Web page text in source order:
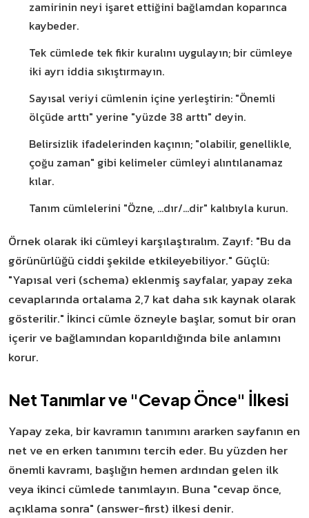
zamirinin neyi işaret ettiğini bağlamdan koparınca
kaybeder.
Tek cümlede tek fikir kuralını uygulayın; bir cümleye
iki ayrı iddia sıkıştırmayın.
Sayısal veriyi cümlenin içine yerleştirin: "Önemli
ölçüde arttı" yerine "yüzde 38 arttı" deyin.
Belirsizlik ifadelerinden kaçının; "olabilir, genellikle,
çoğu zaman" gibi kelimeler cümleyi alıntılanamaz
kılar.
Tanım cümlelerini "Özne, ...dır/...dir" kalıbıyla kurun.
Örnek olarak iki cümleyi karşılaştıralım. Zayıf: "Bu da
görünürlüğü ciddi şekilde etkileyebiliyor." Güçlü:
"Yapısal veri (schema) eklenmiş sayfalar, yapay zeka
cevaplarında ortalama 2,7 kat daha sık kaynak olarak
gösterilir." İkinci cümle özneyle başlar, somut bir oran
içerir ve bağlamından koparıldığında bile anlamını
korur.
Net Tanımlar ve "Cevap Önce" İlkesi
Yapay zeka, bir kavramın tanımını ararken sayfanın en
net ve en erken tanımını tercih eder. Bu yüzden her
önemli kavramı, başlığın hemen ardından gelen ilk
veya ikinci cümlede tanımlayın. Buna "cevap önce,
açıklama sonra" (answer-first) ilkesi denir.